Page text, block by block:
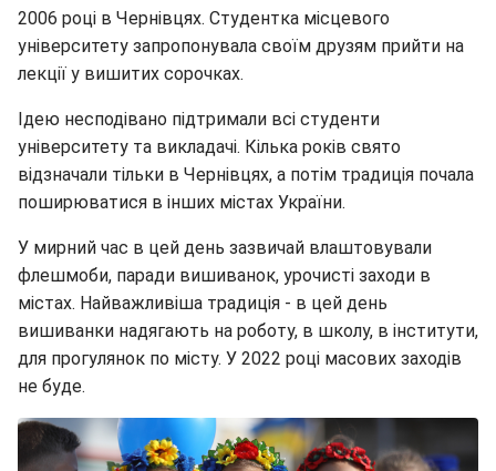
2006 році в Чернівцях. Студентка місцевого
університету запропонувала своїм друзям прийти на
лекції у вишитих сорочках.
Ідею несподівано підтримали всі студенти
університету та викладачі. Кілька років свято
відзначали тільки в Чернівцях, а потім традиція почала
поширюватися в інших містах України.
У мирний час в цей день зазвичай влаштовували
флешмоби, паради вишиванок, урочисті заходи в
містах. Найважливіша традиція - в цей день
вишиванки надягають на роботу, в школу, в інститути,
для прогулянок по місту. У 2022 році масових заходів
не буде.